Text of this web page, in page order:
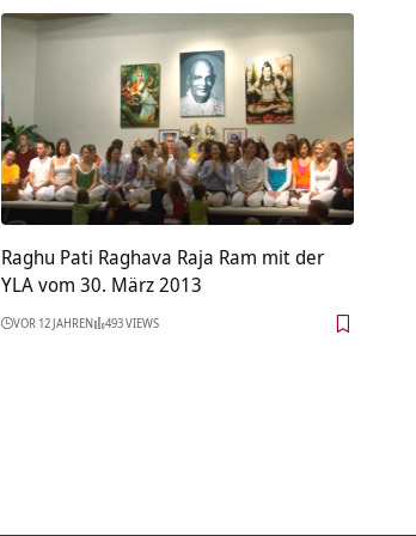
Raghu Pati Raghava Raja Ram mit der
YLA vom 30. März 2013
VOR 12 JAHREN 493 VIEWS